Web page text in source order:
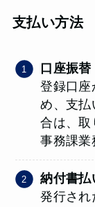
支払い方法
口座振替
登録口座
め、支払
合は、取
事務課業
納付書払
発行され